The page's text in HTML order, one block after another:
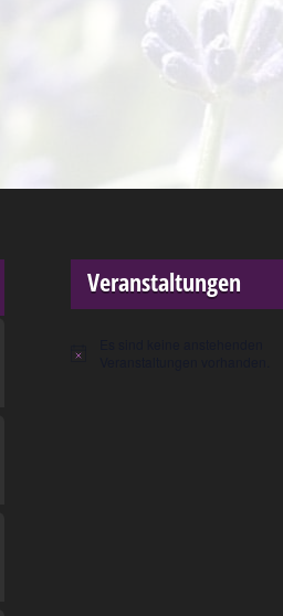
Veranstaltungen
Hinweis